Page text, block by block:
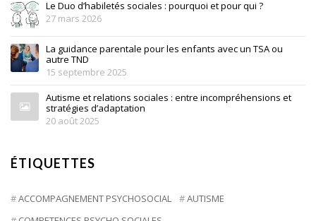
Le Duo d’habiletés sociales : pourquoi et pour qui ?
27 mars 2026
La guidance parentale pour les enfants avec un TSA ou
autre TND
15 septembre 2025
Autisme et relations sociales : entre incompréhensions et
stratégies d’adaptation
20 août 2025
ÉTIQUETTES
ACCOMPAGNEMENT PSYCHOSOCIAL
AUTISME